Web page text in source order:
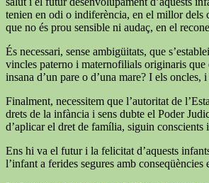
tenien en odi o indiferència, en el millor dels
que no és prou sensible ni audaç, en el
És necessari, sense ambigüitats, que
vincles paterno i maternofilials originaris que
insana d’un pare o d’una mare? I els
Finalment, necessitem que l’autoritat de
drets de la infància i sens dubte el Poder
d’aplicar el dret de família, siguin conscients
Ens hi va el futur i la felicitat d’aquests
l’infant a ferides segures amb conseqüències